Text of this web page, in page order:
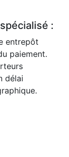
:
entrepôt
paiement.
délai